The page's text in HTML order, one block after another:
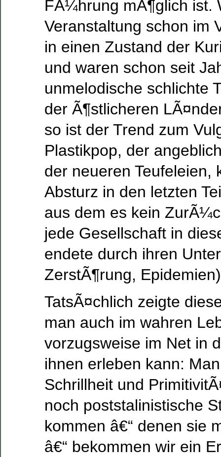
FÃ¼hrung mÃ¶glich ist.
Veranstaltung schon im
in einen Zustand der
und waren schon seit
unmelodische schlichte
der Ã¶stlicheren
so ist der Trend zum
Plastikpop, der
der neueren Teufeleien,
Absturz in den letzten
aus dem es kein
jede Gesellschaft in
endete durch ihren
ZerstÃ¶rung,
TatsÃ¤chlich zeigte
man auch im wahren
vorzugsweise im Net in
ihnen erleben kann:
Schrillheit und
noch poststalinistische
kommen â€“ denen sie
â€“ bekommen wir ein